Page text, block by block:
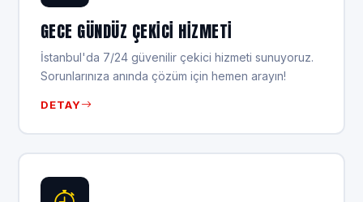
GECE GÜNDÜZ ÇEKICI HIZMETI
İstanbul'da 7/24 güvenilir çekici hizmeti sunuyoruz.
Sorunlarınıza anında çözüm için hemen arayın!
DETAY